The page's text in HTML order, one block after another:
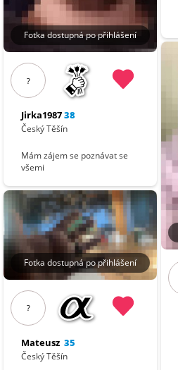
Fotka dostupná po přihlášení
?
Jirka198738
Český Těšín
Mám zájem se poznávat se
všemi
Fotka dostupná po přihlášení
?
Mateusz 35
Český Těšín